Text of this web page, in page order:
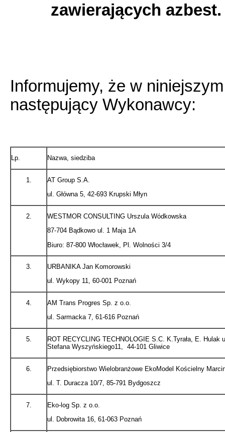
zawierających azbest.
Informujemy, że w
następujący Wykonawcy:
Lp. Nazwa, siedziba
1.
AT Group S.A.
ul. Główna 5, 42-693 Krupski Młyn
2.
WESTMOR CONSULTING Urszula Wódkowska
87-704 Bądkowo ul. 1 Maja 1A
Biuro: 87-800 Włocławek, Pl. Wolności 3/4
3.
URBANIKA Jan Komorowski
ul. Wykopy 11, 60-001 Poznań
4.
AM Trans Progres Sp. z o.o.
ul. Sarmacka 7, 61-616 Poznań
5.
ROT RECYCLING TECHNOLOGIE S.C. K.Tyrała, E. Hulak
Stefana Wyszyńskiego11, 44-101 Gliwice
6.
Przedsiębiorstwo Wielobranżowe EkoModel Kościelny
ul. T. Duracza 10/7, 85-791 Bydgoszcz
7.
Eko-log Sp. z o.o.
ul. Dobrowita 16, 61-063 Poznań